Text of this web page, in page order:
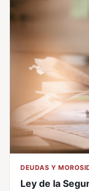
DEUDAS Y
Ley de la